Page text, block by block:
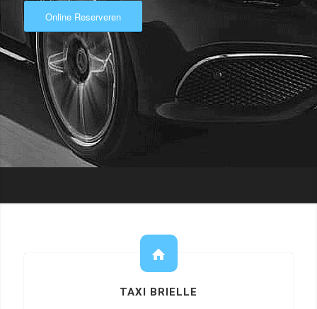
Online Reserveren
TAXI BRIELLE